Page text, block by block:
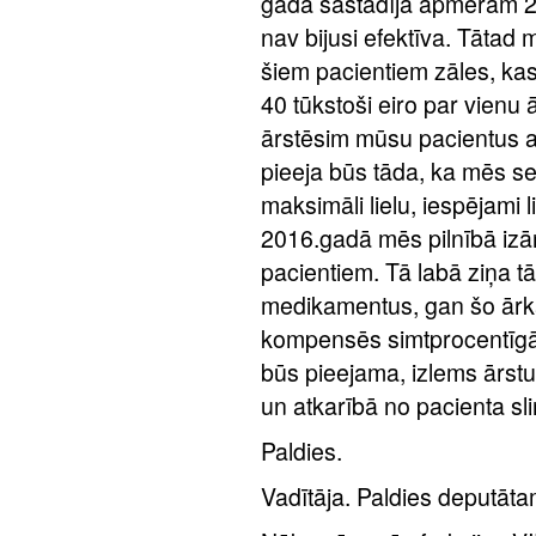
nav bijusi efektīva. Tātad
šiem pacientiem zāles,
40 tūkstoši eiro par vienu
ārstēsim mūsu pacientus
pieeja būs tāda, ka mēs
maksimāli lielu, iespējami
2016.gadā mēs pilnībā
pacientiem. Tā labā ziņa
medikamentus, gan šo
kompensēs
būs pieejama, izlems
un atkarībā no pacienta
Paldies.
Vadītāja. Paldies